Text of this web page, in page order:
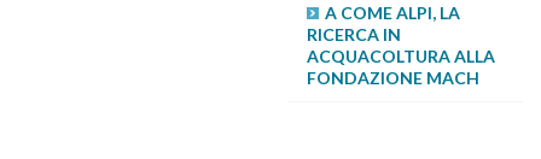
E SOIA NELLA DIETA
DELLA TROTA
PRODUCENDO PESCE DI
QUALITÀ?
A COME ALPI, LA
RICERCA IN
ACQUACOLTURA ALLA
FONDAZIONE MACH